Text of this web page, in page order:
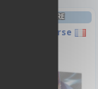
POP-CULTURE
- Multiverse